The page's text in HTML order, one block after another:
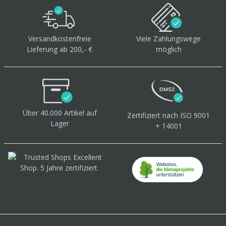
Versandkostenfreie
Lieferung ab 200,- €
Viele Zahlungswege
möglich
Über 40.000 Artikel auf
Lager
Zertifiziert nach ISO 9001
+ 14001